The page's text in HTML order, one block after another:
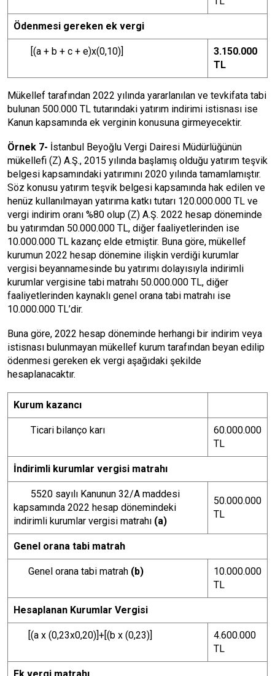
Ödenmesi gereken ek vergi
[(a + b + c + e)x(0,10)]
3.150.000
TL
Mükellef tarafından 2022 yılında yararlanılan ve tevkifata tabi
bulunan 500.000 TL tutarındaki yatırım indirimi istisnası ise
Kanun kapsamında ek verginin konusuna girmeyecektir.
Örnek 7- İstanbul Beyoğlu Vergi Dairesi Müdürlüğünün
mükellefi (Z) A.Ş., 2015 yılında başlamış olduğu yatırım teşvik
belgesi kapsamındaki yatırımını 2020 yılında tamamlamıştır.
Söz konusu yatırım teşvik belgesi kapsamında hak edilen ve
henüz kullanılmayan yatırıma katkı tutarı 120.000.000 TL ve
vergi indirim oranı %80 olup (Z) A.Ş. 2022 hesap döneminde
bu yatırımdan 50.000.000 TL, diğer faaliyetlerinden ise
10.000.000 TL kazanç elde etmiştir. Buna göre, mükellef
kurumun 2022 hesap dönemine ilişkin verdiği kurumlar
vergisi beyannamesinde bu yatırımı dolayısıyla indirimli
kurumlar vergisine tabi matrahı 50.000.000 TL, diğer
faaliyetlerinden kaynaklı genel orana tabi matrahı ise
10.000.000 TL’dir.
Buna göre, 2022 hesap döneminde herhangi bir indirim veya
istisnası bulunmayan mükellef kurum tarafından beyan edilip
ödenmesi gereken ek vergi aşağıdaki şekilde
hesaplanacaktır.
Kurum kazancı
Ticari bilanço karı
60.000.000
TL
İndirimli kurumlar vergisi matrahı
5520 sayılı Kanunun 32/A maddesi
kapsamında 2022 hesap dönemindeki
indirimli kurumlar vergisi matrahı (a)
50.000.000
TL
Genel orana tabi matrah
Genel orana tabi matrah (b)
10.000.000
TL
Hesaplanan Kurumlar Vergisi
[(a x (0,23x0,20)]+[(b x (0,23)]
4.600.000
TL